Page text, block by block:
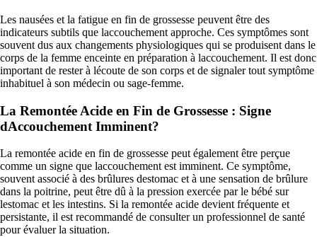
Les nausées et la fatigue en fin de grossesse peuvent être des
indicateurs subtils que laccouchement approche. Ces symptômes sont
souvent dus aux changements physiologiques qui se produisent dans le
corps de la femme enceinte en préparation à laccouchement. Il est donc
important de rester à lécoute de son corps et de signaler tout symptôme
inhabituel à son médecin ou sage-femme.
La Remontée Acide en Fin de Grossesse : Signe
dAccouchement Imminent?
La remontée acide en fin de grossesse peut également être perçue
comme un signe que laccouchement est imminent. Ce symptôme,
souvent associé à des brûlures destomac et à une sensation de brûlure
dans la poitrine, peut être dû à la pression exercée par le bébé sur
lestomac et les intestins. Si la remontée acide devient fréquente et
persistante, il est recommandé de consulter un professionnel de santé
pour évaluer la situation.